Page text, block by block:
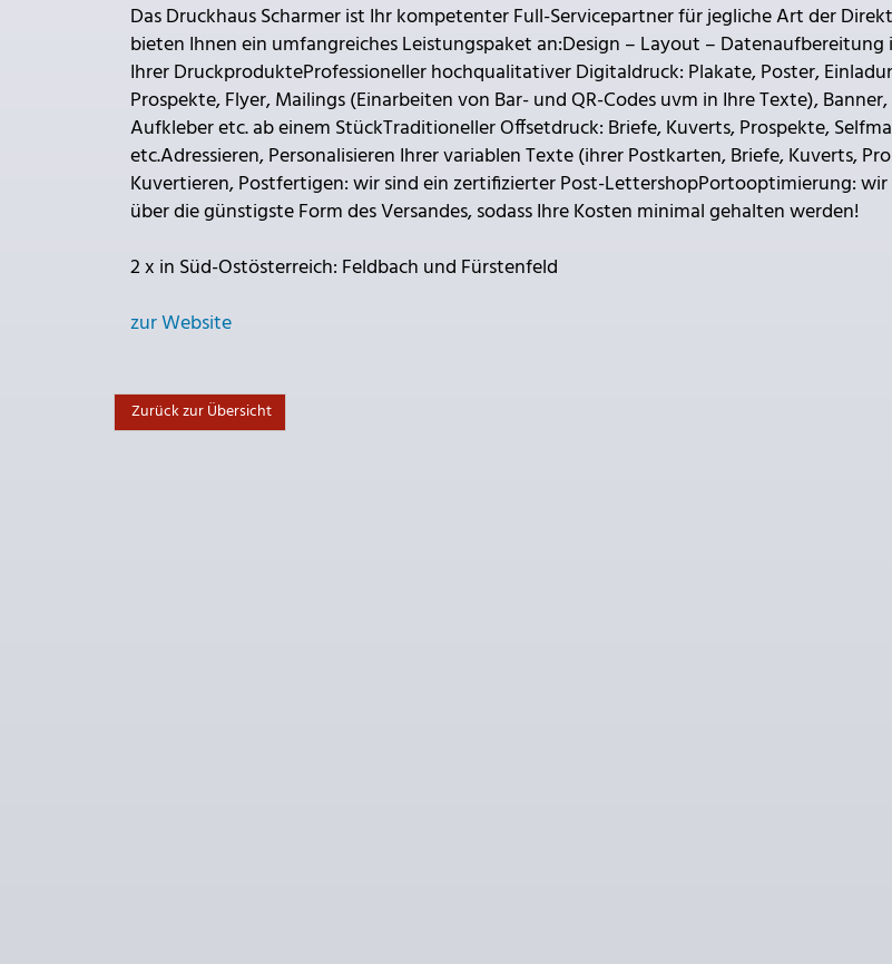
Das Druckhaus Scharmer ist Ihr kompetenter Full-Servicepartner für jegliche Art der
bieten Ihnen ein umfangreiches Leistungspaket an:Design – Layout – Datenaufbereitung
Ihrer DruckprodukteProfessioneller hochqualitativer Digitaldruck: Plakate, Poster,
Prospekte, Flyer, Mailings (Einarbeiten von Bar- und QR-Codes uvm in Ihre Texte), Banner,
Aufkleber etc. ab einem StückTraditioneller Offsetdruck: Briefe, Kuverts, Prospekte,
etc.Adressieren, Personalisieren Ihrer variablen Texte (ihrer Postkarten, Briefe, Kuverts,
Kuvertieren, Postfertigen: wir sind ein zertifizierter Post-LettershopPortooptimierung: wir
über die günstigste Form des Versandes, sodass Ihre Kosten minimal gehalten werden!
2 x in Süd-Ostösterreich: Feldbach und Fürstenfeld
zur Website
Zurück zur Übersicht